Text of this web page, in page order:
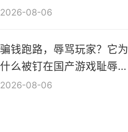
示视频
2026-08-06
骗钱跑路，辱骂玩家？它为
什么被钉在国产游戏耻辱柱
上？【是个人物10】
2026-08-06